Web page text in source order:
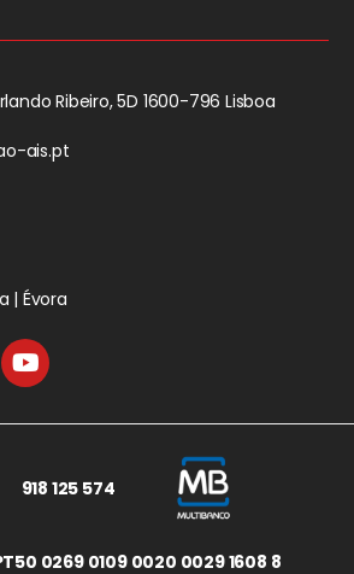
Ribeiro, 5D 1600-796 Lisboa
ais.pt
| Évora
918 125 574
0269 0109 0020 0029 1608 8